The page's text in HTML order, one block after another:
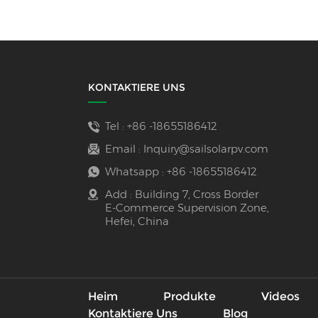
KONTAKTIERE UNS
Tel : +86 -18655186412
Email : Inquiry@sailsolarpv.com
Whatsapp : +86 -18655186412
Add : Building 7, Cross Border
E-Commerce Supervision Zone,
Hefei, China
Heim Produkte Videos
Kontaktiere Uns
Blog